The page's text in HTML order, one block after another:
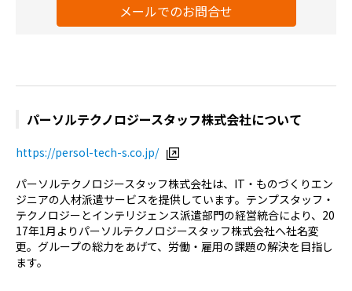
メールでのお問合せ
パーソルテクノロジースタッフ株式会社について
https://persol-tech-s.co.jp/
パーソルテクノロジースタッフ株式会社は、IT・ものづくりエン
ジニアの人材派遣サービスを提供しています。テンプスタッフ・
テクノロジーとインテリジェンス派遣部門の経営統合により、20
17年1月よりパーソルテクノロジースタッフ株式会社へ社名変
更。グループの総力をあげて、労働・雇用の課題の解決を目指し
ます。